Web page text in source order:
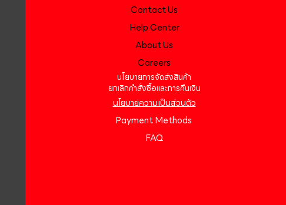
Contact Us
Help Center
About Us
Careers
นโยบายการจัดส่งสินค้า
ยกเลิกคำสั่งซื้อและการคืนเงิน
นโยบายความเป็นส่วนตัว
Payment Methods
FAQ